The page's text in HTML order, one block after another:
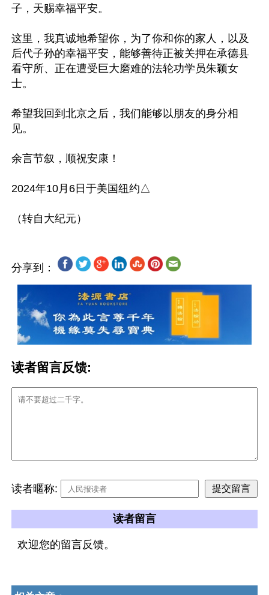
子，天赐幸福平安。
这里，我真诚地希望你，为了你和你的家人，以及
后代子孙的幸福平安，能够善待正被关押在承德县
看守所、正在遭受巨大磨难的法轮功学员朱颖女
士。
希望我回到北京之后，我们能够以朋友的身分相
见。
余言节叙，顺祝安康！
2024年10月6日于美国纽约△
分享到：
读者留言反馈:
读者暱称:
读者留言
欢迎您的留言反馈。